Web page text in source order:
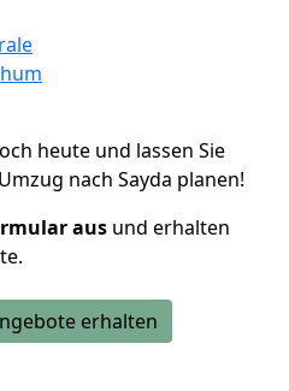
heute und lassen Sie
nach Sayda planen!
aus und erhalten
erhalten